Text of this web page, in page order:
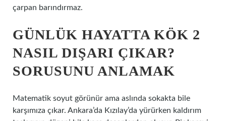
çarpan barındırmaz.
GÜNLÜK HAYATTA KÖK 2
NASIL DIŞARI ÇIKAR?
SORUSUNU ANLAMAK
Matematik soyut görünür ama aslında sokakta bile
karşımıza çıkar. Ankara’da Kızılay’da yürürken kaldırım